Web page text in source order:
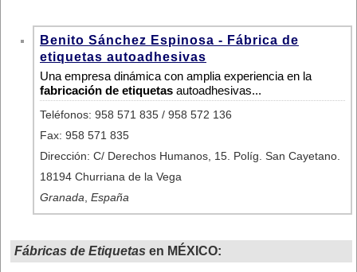
Benito Sánchez Espinosa - Fábrica de
etiquetas autoadhesivas
Una empresa dinámica con amplia experiencia en la
fabricación de etiquetas autoadhesivas...
Teléfonos: 958 571 835 / 958 572 136
Fax: 958 571 835
Dirección: C/ Derechos Humanos, 15. Políg. San Cayetano.
18194 Churriana de la Vega
Granada España
Fábricas de Etiquetas en MÉXICO: